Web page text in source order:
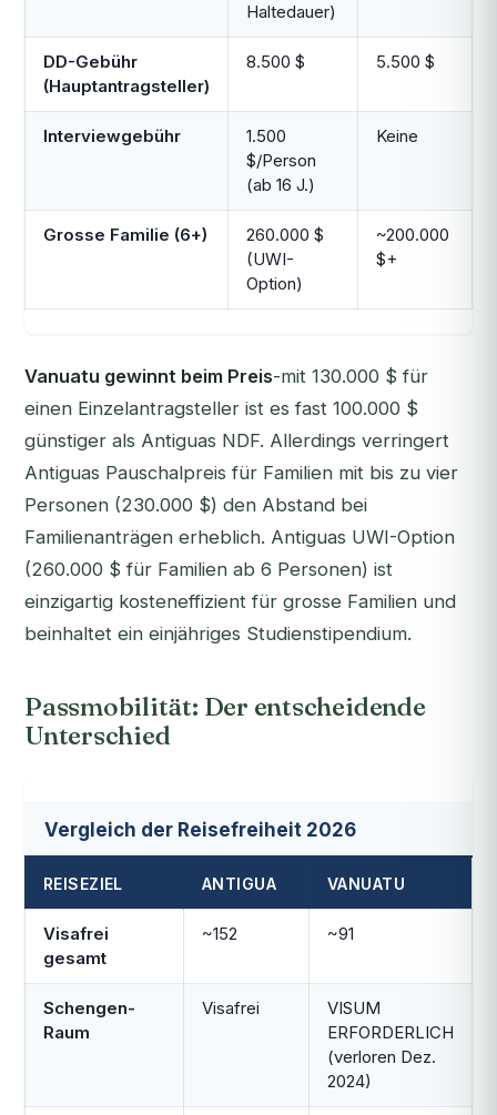
Haltedauer)
DD-Gebühr
(Hauptantragsteller)
8.500 $ 5.500 $
Interviewgebühr
1.500
$/Person
(ab 16 J.)
Keine
Grosse Familie (6+)
260.000 $
(UWI-
Option)
~200.000
$+
Vanuatu gewinnt beim Preis-mit 130.000 $ für
einen Einzelantragsteller ist es fast 100.000 $
günstiger als Antiguas NDF. Allerdings verringert
Antiguas Pauschalpreis für Familien mit bis zu vier
Personen (230.000 $) den Abstand bei
Familienanträgen erheblich. Antiguas UWI-Option
(260.000 $ für Familien ab 6 Personen) ist
einzigartig kosteneffizient für grosse Familien und
beinhaltet ein einjähriges Studienstipendium.
Passmobilität: Der entscheidende
Unterschied
Vergleich der Reisefreiheit 2026
REISEZIEL ANTIGUA VANUATU
Visafrei
gesamt
~152 ~91
Schengen-
Raum
Visafrei
VISUM
ERFORDERLICH
(verloren Dez.
2024)